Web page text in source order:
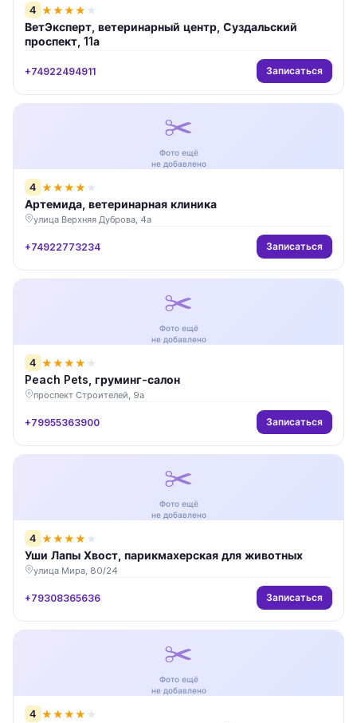
4 ★★★★ ★
ВетЭксперт, ветеринарный центр, Суздальский
проспект, 11а
+74922494911 Записаться
✂️
Фото ещё
не добавлено
4 ★★★★ ★
Артемида, ветеринарная клиника
улица Верхняя Дуброва, 4а
+74922773234 Записаться
✂️
Фото ещё
не добавлено
4 ★★★★ ★
Peach Pets, груминг-салон
проспект Строителей, 9а
+79955363900 Записаться
✂️
Фото ещё
не добавлено
4 ★★★★ ★
Уши Лапы Хвост, парикмахерская для животных
улица Мира, 80/24
+79308365636 Записаться
✂️
Фото ещё
не добавлено
4 ★★★★ ★